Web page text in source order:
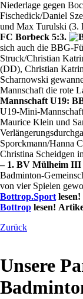
Niederlage gegen
Fischedick/Daniel
und Max Turulski (3.
FC Borbeck 5:3.
sich auch die BBG-
Struck/Christian
(DD), Christian
Scharnowski
Mannschaft die rote
Mannschaft U19:
U19-Mini-
Maurice Klein und
Sporckmann/Hanna
Christina Scheidgen
– 1. BV Mülheim III
Badminton-
von vier Spielen
Bottrop.Sport lesen!
Bottrop lesen!
Zurück
Unsere